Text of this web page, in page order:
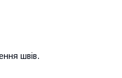
швів.